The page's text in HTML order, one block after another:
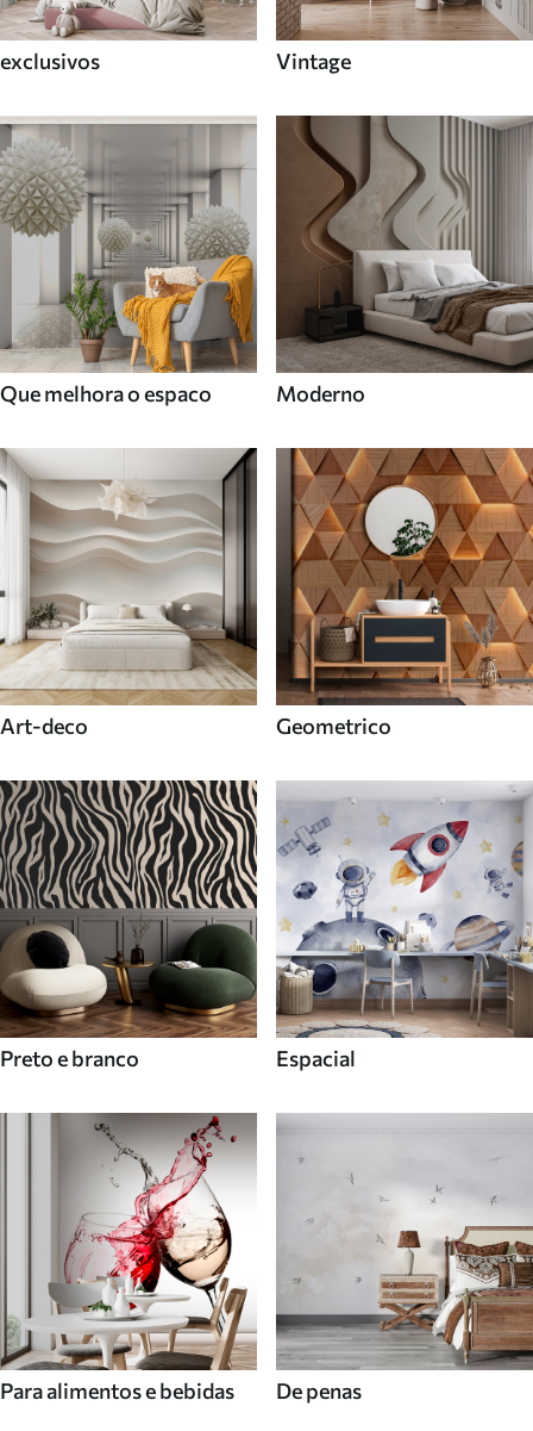
exclusivos Vintage
Que melhora o espaco Moderno
Art-deco Geometrico
Preto e branco Espacial
Para alimentos e bebidas De penas